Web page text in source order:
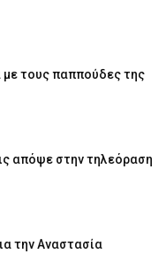
με τους παππούδες της
απόψε στην τηλεόραση
την Αναστασία